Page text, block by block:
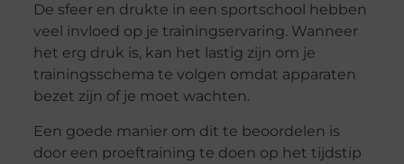
De sfeer en drukte in een sportschool hebben
veel invloed op je trainingservaring. Wanneer
het erg druk is, kan het lastig zijn om je
trainingsschema te volgen omdat apparaten
bezet zijn of je moet wachten.
Een goede manier om dit te beoordelen is
door een proeftraining te doen op het tijdstip